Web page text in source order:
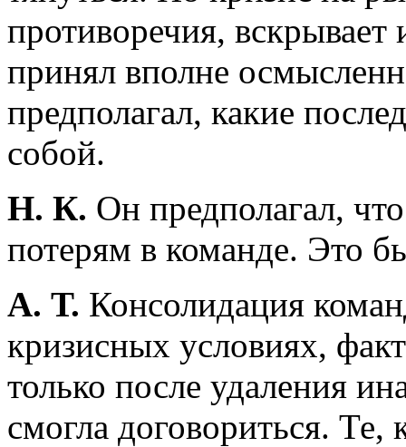
противоречия,
принял вполне
предполагал, какие
собой.
Н. К. Он предполагал,
потерям в команде. Это
А. Т. Консолидация
кризисных условиях,
только после удаления
смогла договориться. Те,